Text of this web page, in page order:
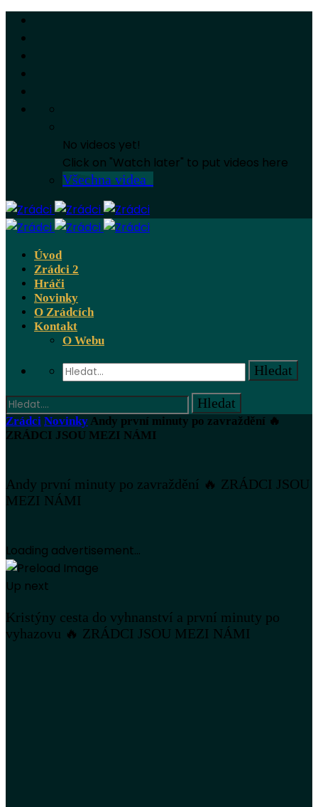
No videos yet!
Click on "Watch later" to put videos here
Všechna videa
Úvod
Zrádci 2
Hráči
Novinky
O Zrádcích
Kontakt
O Webu
Zrádci Novinky Andy první minuty po zavraždění 🔥
ZRÁDCI JSOU MEZI NÁMI
Andy první minuty po zavraždění 🔥 ZRÁDCI JSOU
MEZI NÁMI
Loading advertisement...
Up next
Kristýny cesta do vyhnanství a první minuty po
vyhazovu 🔥 ZRÁDCI JSOU MEZI NÁMI